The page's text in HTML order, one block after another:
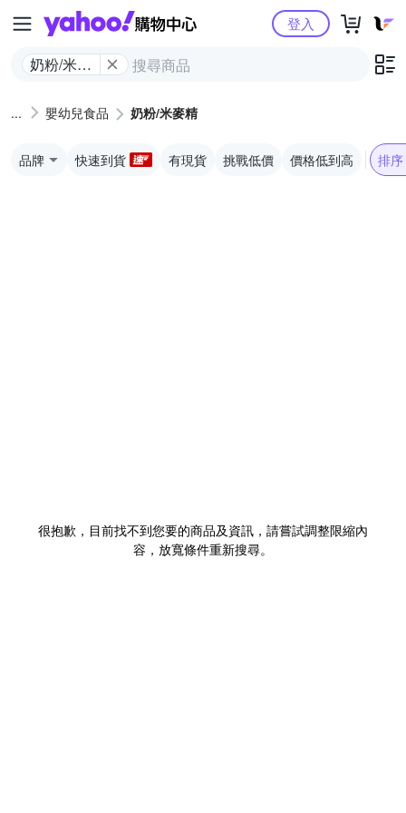
Yahoo購物中心
奶粉/米麥
登入
嬰幼兒食品 奶粉/米麥精
品牌 快速到貨 有現貨 挑戰低價 價格低到高 排序
很抱歉，目前找不到您要的商品及資訊，請嘗試調整限縮內
容，放寬條件重新搜尋。